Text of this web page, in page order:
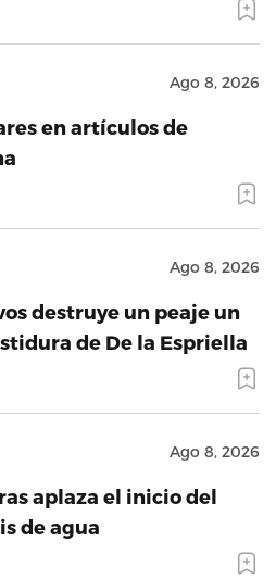
Ago 8, 2026
en artículos de
Ago 8, 2026
destruye un peaje un
de De la Espriella
Ago 8, 2026
aplaza el inicio del
de agua